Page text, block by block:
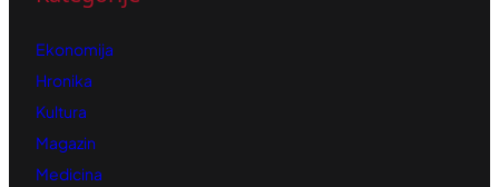
Ekonomija
Hronika
Kultura
Magazin
Medicina